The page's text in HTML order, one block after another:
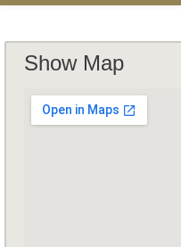
Show Map